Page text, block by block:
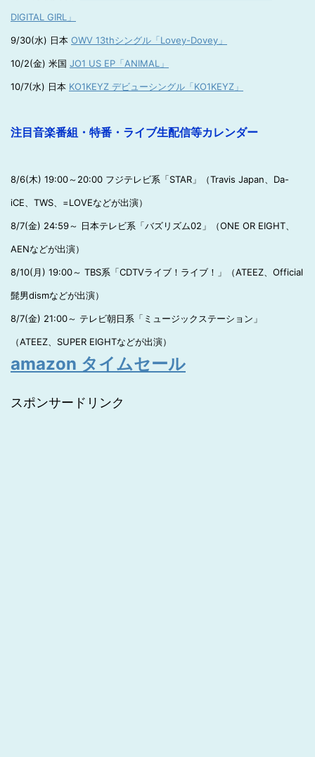
DIGITAL GIRL」
9/30(水) 日本 OWV 13thシングル「Lovey-Dovey」
10/2(金) 米国 JO1 US EP「ANIMAL」
10/7(水) 日本 KO1KEYZ デビューシングル「KO1KEYZ」
注目音楽番組・特番・ライブ生配信等カレンダー
8/6(木) 19:00～20:00 フジテレビ系「STAR」（Travis Japan、Da-
iCE、TWS、=LOVEなどが出演）
8/7(金) 24:59～ 日本テレビ系「バズリズム02」（ONE OR EIGHT、
AENなどが出演）
8/10(月) 19:00～ TBS系「CDTVライブ！ライブ！」（ATEEZ、Official
髭男dismなどが出演）
8/7(金) 21:00～ テレビ朝日系「ミュージックステーション」
（ATEEZ、SUPER EIGHTなどが出演）
amazon タイムセール
スポンサードリンク